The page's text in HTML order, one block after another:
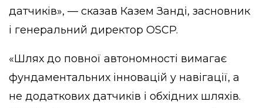
датчиків», — сказав Казем Занді, засновник
і генеральний директор OSCP.
«Шлях до повної автономності вимагає
фундаментальних інновацій у навігації, а
не додаткових датчиків і обхідних шляхів.